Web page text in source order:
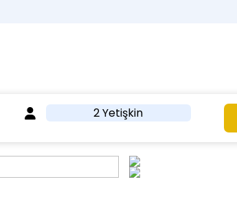
2 Yetişkin